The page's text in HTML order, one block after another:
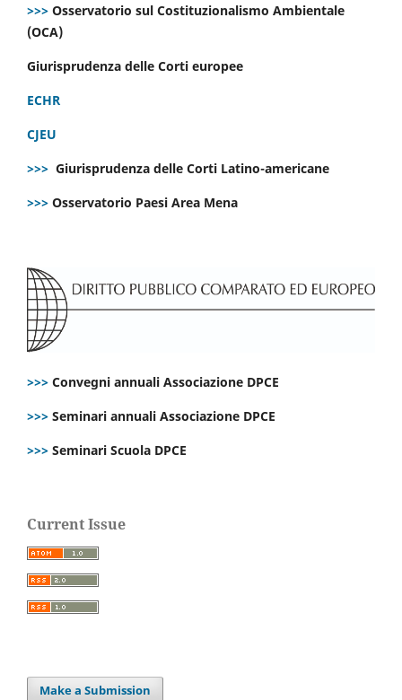
>>> Osservatorio sul Costituzionalismo Ambientale
(OCA)
Giurisprudenza delle Corti europee
ECHR
CJEU
>>> Giurisprudenza delle Corti Latino-americane
>>> Osservatorio Paesi Area Mena
>>> Convegni annuali Associazione DPCE
>>> Seminari annuali Associazione DPCE
>>> Seminari Scuola DPCE
Current Issue
Make a Submission